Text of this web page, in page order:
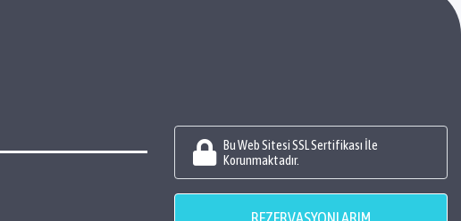
Bu Web Sitesi SSL Sertifikası İle
Korunmaktadır.